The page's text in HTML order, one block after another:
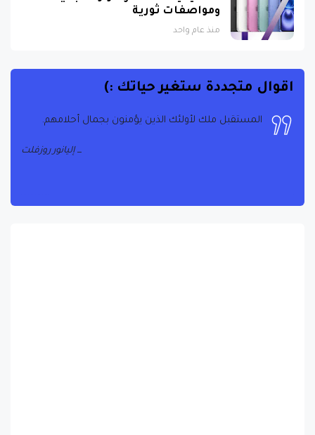
ومواصفات ثورية
منذ عام واحد
اقوال متجددة ستغير حياتك :)
المستقبل ملك لأولئك الذين يؤمنون بجمال أحلامهم.
إليانور روزفلت